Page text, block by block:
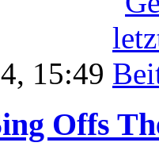
15:49
Offs